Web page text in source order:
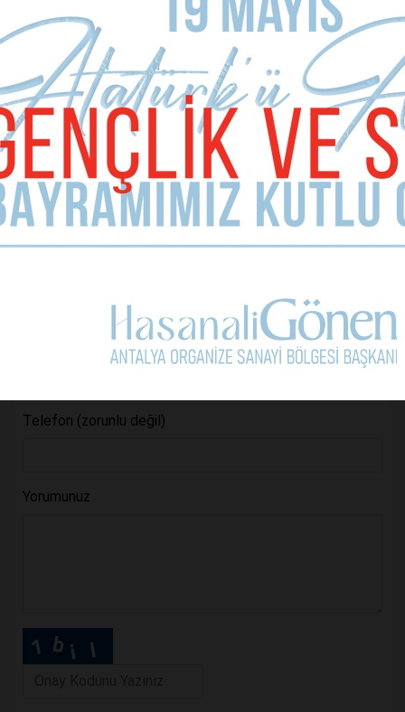
Önceki Haber
KONYAALTI’NDA PARKLAR YENİLENİYOR
Sonraki Haber
Altın Portakal’da ilk gala
HABER YORUMLARI
E-mail Adresiniz (zorunlu değil)
Telefon (zorunlu değil)
Yorumunuz